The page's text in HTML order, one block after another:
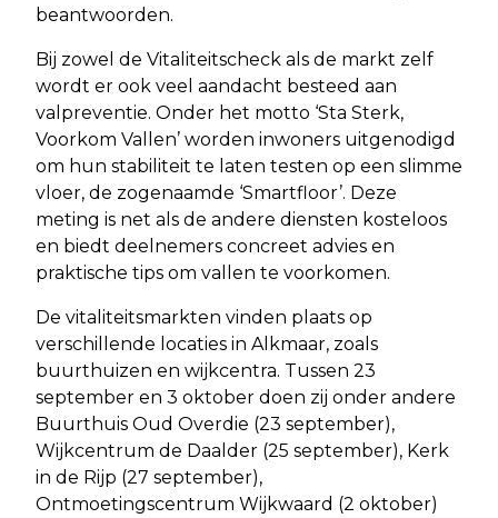
beantwoorden.
Bij zowel de Vitaliteitscheck als de markt zelf
wordt er ook veel aandacht besteed aan
valpreventie. Onder het motto ‘Sta Sterk,
Voorkom Vallen’ worden inwoners uitgenodigd
om hun stabiliteit te laten testen op een slimme
vloer, de zogenaamde ‘Smartfloor’. Deze
meting is net als de andere diensten kosteloos
en biedt deelnemers concreet advies en
praktische tips om vallen te voorkomen.
De vitaliteitsmarkten vinden plaats op
verschillende locaties in Alkmaar, zoals
buurthuizen en wijkcentra. Tussen 23
september en 3 oktober doen zij onder andere
Buurthuis Oud Overdie (23 september),
Wijkcentrum de Daalder (25 september), Kerk
in de Rijp (27 september),
Ontmoetingscentrum Wijkwaard (2 oktober)